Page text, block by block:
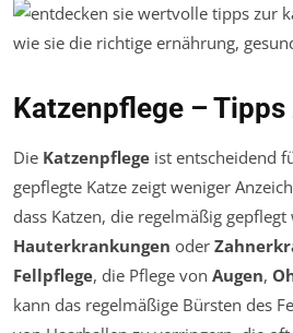
Katzenpflege –
Die Katzenpflege ist entscheidend
gepflegte Katze zeigt weniger
dass Katzen, die regelmäßig
Hauterkrankungen oder
Fellpflege, die Pflege von Augen,
kann das regelmäßige Bürsten des